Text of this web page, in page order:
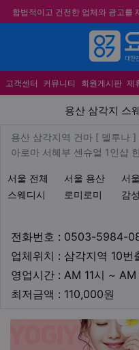
★요기요기 설 연휴 휴무 안내★
★ 요기요기 업체회원 안내사항 ★
불건전한 게시글은 삭제 및 회원탈
고객센터 커뮤니티 회원게시판 제
용산 삼각
용산 삼각지 스
업체 정보
용산 삼각지
용산 삼각지역 건마 [ 델루나
아로마 서혜부 센슈얼 1인샵
서울 전체 서울 용산 서
지역1
스웨디시
로미로미 감
테마
전화번호 : 0503-5984-
업체위치 : 삼각지역 10번
영업시간 : AM 11시 ~
최저금액 : 110,000원